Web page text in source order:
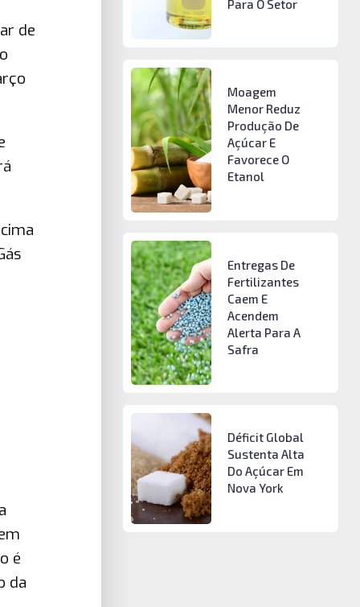
de
é
da
Para O Setor
Moagem
Menor Reduz
Produção De
Açúcar E
Favorece O
Etanol
Entregas De
Fertilizantes
Caem E
Acendem
Alerta Para A
Safra
Déficit Global
Sustenta Alta
Do Açúcar Em
Nova York